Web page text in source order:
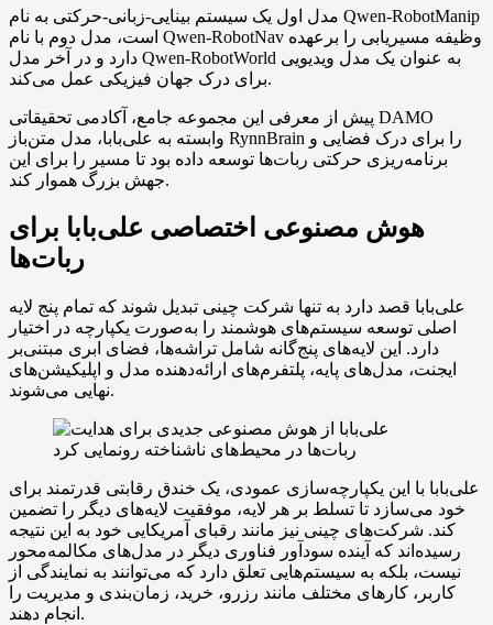
مدل اول یک سیستم بینایی-زبانی-حرکتی به نام Qwen-RobotManip
است، مدل دوم با نام Qwen-RobotNav وظیفه مسیریابی را برعهده
دارد و در آخر مدل Qwen-RobotWorld به عنوان یک مدل ویدیویی
برای درک جهان فیزیکی عمل می‌کند.
پیش از معرفی این مجموعه جامع، آکادمی تحقیقاتی DAMO
وابسته به علی‌بابا، مدل متن‌باز RynnBrain را برای درک فضایی و
برنامه‌ریزی حرکتی ربات‌ها توسعه داده بود تا مسیر را برای این
جهش بزرگ هموار کند.
هوش مصنوعی اختصاصی علی‌بابا برای
ربات‌ها
علی‌بابا قصد دارد به تنها شرکت چینی تبدیل شوند که تمام پنج لایه
اصلی توسعه سیستم‌های هوشمند را به‌صورت یکپارچه در اختیار
دارد. این لایه‌های پنج‌گانه شامل تراشه‌ها، فضای ابری مبتنی‌بر
ایجنت، مدل‌های پایه، پلتفرم‌های ارائه‌دهنده مدل و اپلیکیشن‌های
نهایی می‌شوند.
علی‌بابا با این یکپارچه‌سازی عمودی، یک خندق رقابتی قدرتمند برای
خود می‌سازد تا تسلط بر هر لایه، موفقیت لایه‌های دیگر را تضمین
کند. شرکت‌های چینی نیز مانند رقبای آمریکایی خود به این نتیجه
رسیده‌اند که آینده سودآور فناوری دیگر در مدل‌های مکالمه‌محور
نیست، بلکه به سیستم‌هایی تعلق دارد که می‌توانند به نمایندگی از
کاربر، کارهای مختلف مانند رزرو، خرید، زمان‌بندی و مدیریت را
انجام دهند.